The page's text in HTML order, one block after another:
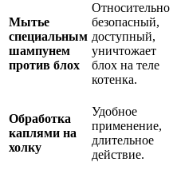
Мытье
специальным
шампунем
против блох
Относительно
безопасный,
доступный,
уничтожает
блох на теле
котенка.
Обработка
каплями на
холку
Удобное
применение,
длительное
действие.